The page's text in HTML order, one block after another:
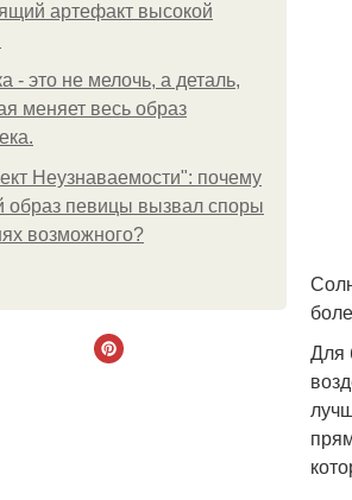
артефакт высокой
- это не мелочь, а деталь,
меняет весь образ
Неузнаваемости": почему
образ певицы вызвал споры
возможного?
Для